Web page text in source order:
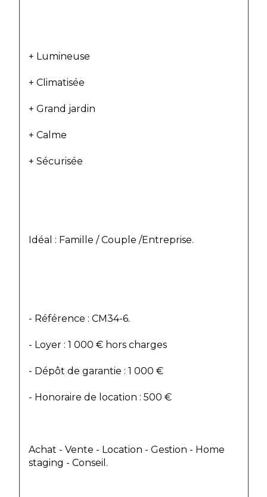
+ Lumineuse
+ Climatisée
+ Grand jardin
+ Calme
+ Sécurisée
Idéal : Famille / Couple /Entreprise.
- Référence : CM34-6.
- Loyer : 1 000 € hors charges
- Dépôt de garantie : 1 000 €
- Honoraire de location : 500 €
Achat - Vente - Location - Gestion - Home
staging - Conseil.